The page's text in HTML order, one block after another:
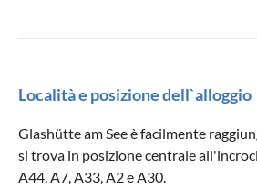
Località e posizione dell`alloggio
Glashütte am See è facilmente
si trova in posizione centrale
A44, A7, A33, A2 e A30.